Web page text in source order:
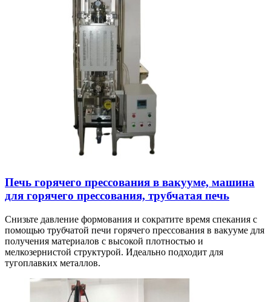
Печь горячего прессования в вакууме, машина
для горячего прессования, трубчатая печь
Снизьте давление формования и сократите время спекания с
помощью трубчатой печи горячего прессования в вакууме для
получения материалов с высокой плотностью и
мелкозернистой структурой. Идеально подходит для
тугоплавких металлов.